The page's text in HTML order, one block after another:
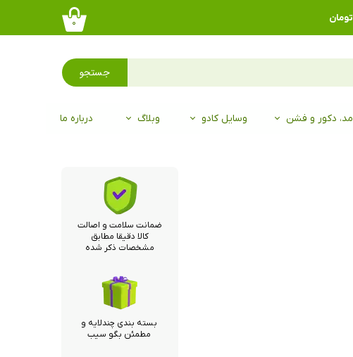
۰
جستجو
مد، دکور و فشن وسایل کادو وبلاگ درباره ما
ضمانت سلامت و اصالت
کالا دقیقا مطابق
مشخصات ذکر شده
بسته بندی چندلایه و
مطمئن بگو سیب